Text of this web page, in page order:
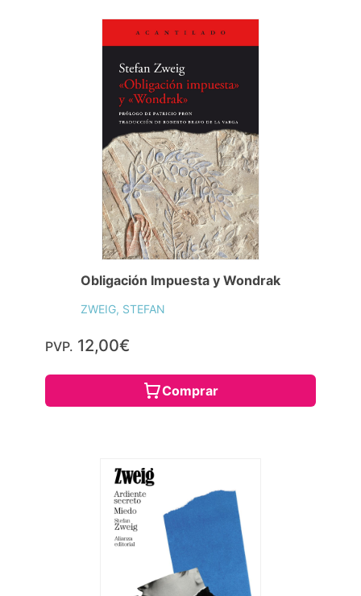
Obligación Impuesta y Wondrak
ZWEIG, STEFAN
PVP. 12,00€
Comprar